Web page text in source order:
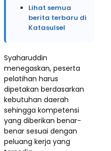
Lihat semua
berita terbaru di
Katasulsel
Syaharuddin
menegaskan, peserta
pelatihan harus
dipetakan berdasarkan
kebutuhan daerah
sehingga kompetensi
yang diberikan benar-
benar sesuai dengan
peluang kerja yang